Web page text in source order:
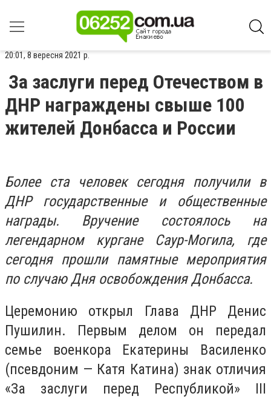
20:01, 8 вересня 2021 р.
За заслуги перед Отечеством в
ДНР награждены свыше 100
жителей Донбасса и России
Более ста человек сегодня получили в
ДНР государственные и общественные
награды. Вручение состоялось на
легендарном кургане Саур-Могила, где
сегодня прошли памятные мероприятия
по случаю Дня освобождения Донбасса.
Церемонию открыл Глава ДНР Денис
Пушилин. Первым делом он передал
семье военкора Екатерины Василенко
(псевдоним — Катя Катина) знак отличия
«За заслуги перед Республикой» III